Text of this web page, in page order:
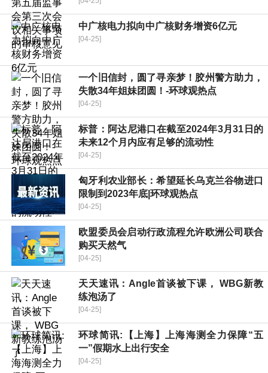
中广核电力拟向中广核财务增资6亿元
[04-25]
一个旧信封，圆了寻亲梦！胶州警方助力，
失散34年姐妹团圆！-环球观热点
[04-25]
标普：阿达尼港口在截至2024年3月31日的
未来12个月内应有足够的流动性
[04-25]
匈牙利农业部长：希望延长乌克兰谷物进口
限制到2023年底|环球观热点
[04-25]
欧盟委员会启动行政流程允许欧洲公司联合
购买天然气
[04-25]
天天速讯：Angle首谈被下课， WBG新教
练泡汤了
[04-25]
环球简讯:【上海】上海海测全力保障“五
一”假期水上出行安全
[04-25]